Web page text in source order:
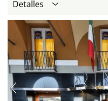
Detalles